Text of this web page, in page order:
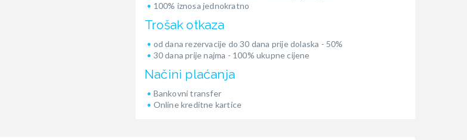
100% iznosa jednokratno
Trošak otkaza
od dana rezervacije do 30 dana prije dolaska - 50%
30 dana prije najma - 100% ukupne cijene
Načini plaćanja
Bankovni transfer
Online kreditne kartice